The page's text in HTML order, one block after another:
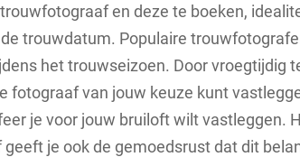
en deze te boeken,
trouwdatum. Populaire
het trouwseizoen. Door vroegtijdig
fotograaf van jouw keuze kunt
je voor jouw bruiloft wilt vastleggen.
je ook de gemoedsrust dat dit